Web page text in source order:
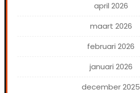
april 2026
maart 2026
februari 2026
januari 2026
december 2025